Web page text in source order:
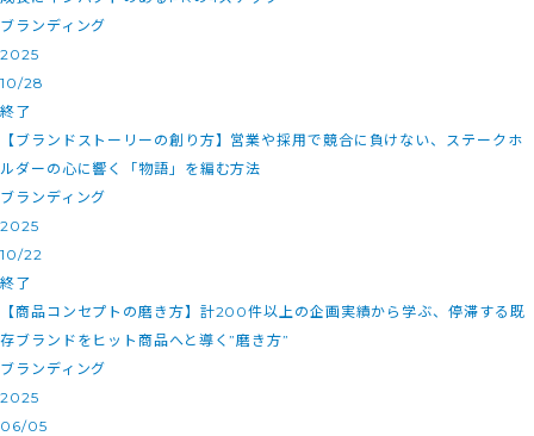
ブランディング
2025
10/28
終了
【ブランドストーリーの創り方】営業や採用で競合に負けない、ステークホ
ルダーの心に響く「物語」を編む方法
ブランディング
2025
10/22
終了
【商品コンセプトの磨き方】計200件以上の企画実績から学ぶ、停滞する既
存ブランドをヒット商品へと導く”磨き方”
ブランディング
2025
06/05